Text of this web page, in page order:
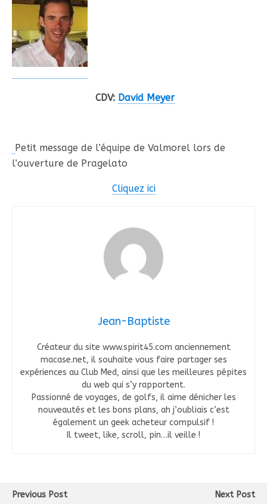
CDV: David Meyer
Petit message de l’équipe de Valmorel lors de
l’ouverture de Pragelato
Cliquez ici
Jean-Baptiste
Créateur du site www.spirit45.com anciennement
macase.net, il souhaite vous faire partager ses
expériences au Club Med, ainsi que les meilleures pépites
du web qui s’y rapportent.
Passionné de voyages, de golfs, il aime dénicher les
nouveautés et les bons plans, ah j’oubliais c’est
également un geek acheteur compulsif !
Il tweet, like, scroll, pin…il veille !
Previous Post
Next Post